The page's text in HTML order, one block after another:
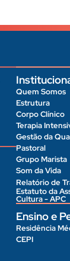
Quem Somos
Estrutura
Corpo Clínico
Terapia
Gestão da
Pastoral
Grupo Marista
Som da Vida
Relatório de
Estatuto da
Cultura - APC
Ensino e
Residência
CEPI